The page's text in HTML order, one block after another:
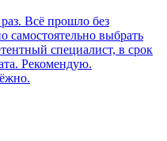
Всё прошло без
самостоятельно выбрать
специалист, в срок
Рекомендую.